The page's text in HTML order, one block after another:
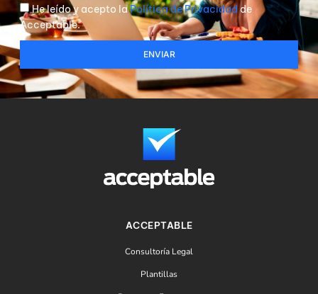
He leído y acepto laPolítica de Privacidadde
Acceptable.
ENVIAR
ACCEPTABLE
Consultoría Legal
Plantillas